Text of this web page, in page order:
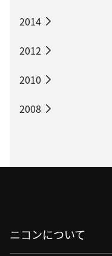
2014
2012
2010
2008
ニコンについて